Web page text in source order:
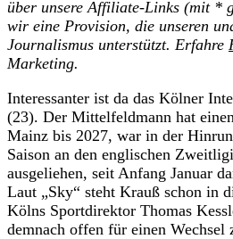
über unsere Affiliate-Links (mit *
wir eine Provision, die unseren
Journalismus unterstützt. Erfahre
Marketing.
Interessanter ist da das Kölner
(23). Der Mittelfeldmann hat
Mainz bis 2027, war in der
Saison an den englischen
ausgeliehen, seit Anfang Januar
Laut „Sky“ steht Krauß schon in
Kölns Sportdirektor Thomas
demnach offen für einen Wechsel